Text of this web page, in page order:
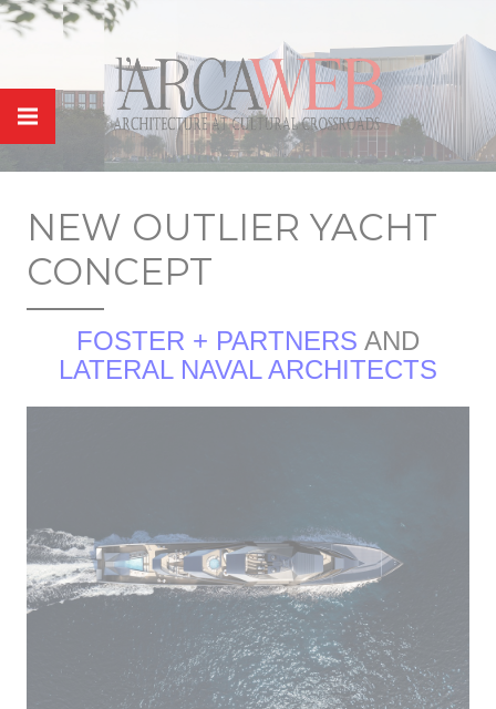
NEW OUTLIER YACHT
CONCEPT
FOSTER + PARTNERS AND
LATERAL NAVAL ARCHITECTS
Panneau de gestion des cookies